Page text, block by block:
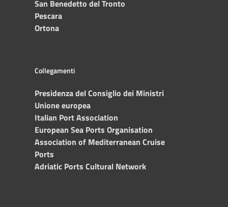
San Benedetto del Tronto
Pescara
Ortona
Collegamenti
Presidenza del Consiglio dei Ministri
Unione europea
Italian Port Association
European Sea Ports Organisation
Association of Mediterranean Cruise
Ports
Adriatic Ports Cultural Network